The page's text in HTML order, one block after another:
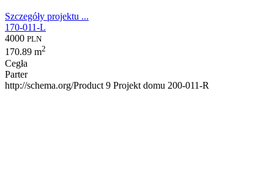
Szczegóły projektu ...
170-011-L
4000 PLN
170.89 m2
Cegła
Parter
http://schema.org/Product 9 Projekt domu 200-011-R